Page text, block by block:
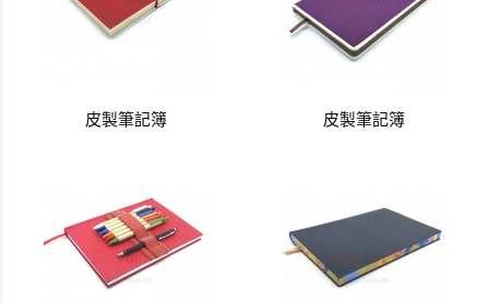
皮製筆記簿 皮製筆記簿